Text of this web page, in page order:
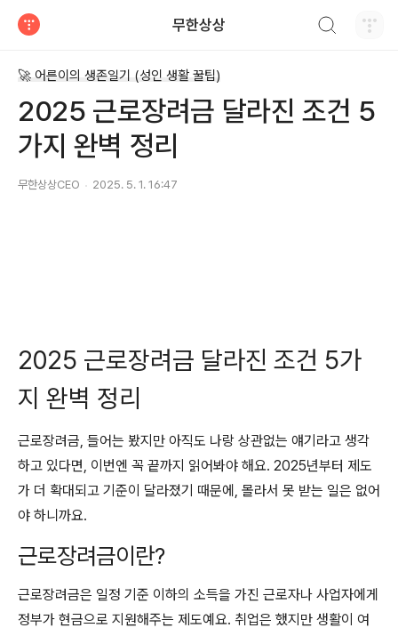
무한상상
🚀 어른이의 생존일기 (성인 생활 꿀팁)
2025 근로장려금 달라진 조건 5
가지 완벽 정리
무한상상CEO 2025. 5. 1. 16:47
2025 근로장려금 달라진 조건 5가
지 완벽 정리
근로장려금, 들어는 봤지만 아직도 나랑 상관없는 얘기라고 생각
하고 있다면, 이번엔 꼭 끝까지 읽어봐야 해요. 2025년부터 제도
가 더 확대되고 기준이 달라졌기 때문에, 몰라서 못 받는 일은 없어
야 하니까요.
근로장려금이란?
근로장려금은 일정 기준 이하의 소득을 가진 근로자나 사업자에게
정부가 현금으로 지원해주는 제도예요. 취업은 했지만 생활이 여